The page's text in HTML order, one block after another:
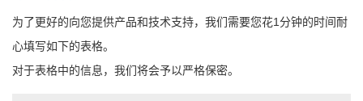
为了更好的向您提供产品和技术支持，我们需要您花1分钟的时间耐
心填写如下的表格。
对于表格中的信息，我们将会予以严格保密。